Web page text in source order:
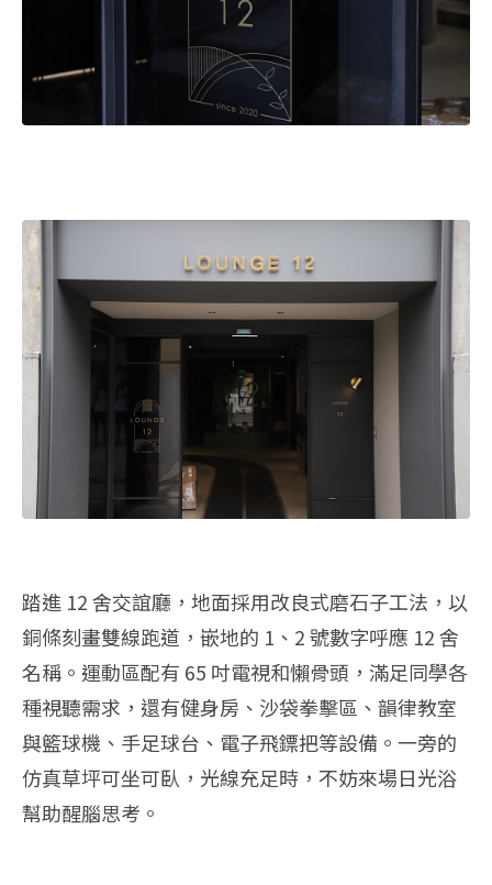
踏進 12 舍交誼廳，地面採用改良式磨石子工法，以
銅條刻畫雙線跑道，嵌地的 1、2 號數字呼應 12 舍
名稱。運動區配有 65 吋電視和懶骨頭，滿足同學各
種視聽需求，還有健身房、沙袋拳擊區、韻律教室
與籃球機、手足球台、電子飛鏢把等設備。一旁的
仿真草坪可坐可臥，光線充足時，不妨來場日光浴
幫助醒腦思考。